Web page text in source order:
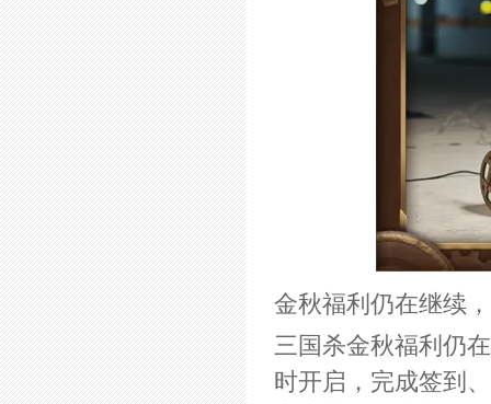
金秋福利仍在继续
三国杀金秋福利仍
时开启，完成签到